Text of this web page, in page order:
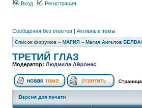
Вход Регистрация
Сообщения без ответов | Активные темы
Список форумов » МАГИЯ » Магия Ангелов
ТРЕТИЙ ГЛАЗ
Модератор: Людмила Айронес
Страница
Версия для печати